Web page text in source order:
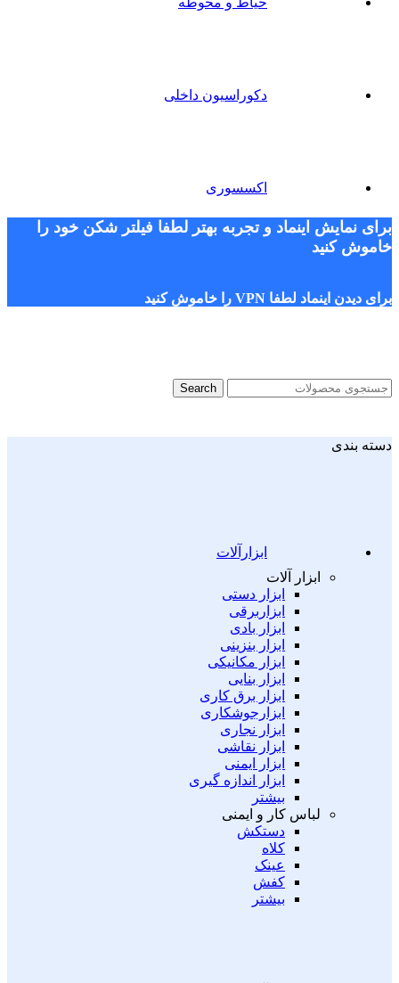
دکوراسیون داخلی
اکسسوری
برای نمایش اینماد و تجربه بهتر لطفا فیلتر شکن خود را
خاموش کنید
برای دیدن اینماد لطفا VPN را خاموش کنید
Search
دسته بندی
ابزارآلات
ابزار آلات
ابزار دستی
ابزاربرقی
ابزار بادی
ابزار بنزینی
ابزار مکانیکی
ابزار بنایی
ابزار برق کاری
ابزارجوشکاری
ابزار نجاری
ابزار نقاشی
ابزار ایمنی
ابزار اندازه گیری
بیشتر
لباس کار و ایمنی
دستکش
کلاه
عینک
کفش
بیشتر